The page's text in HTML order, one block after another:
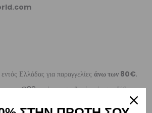
εντός Ελλάδας για παραγγελίες άνω των 80€.
των €80, υπάρχει σταθερή χρέωση εξόδων